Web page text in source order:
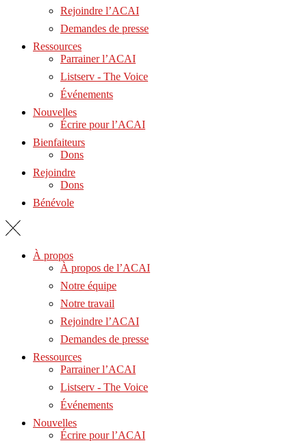
Rejoindre l’ACAI
Demandes de presse
Ressources
Parrainer l’ACAI
Listserv - The Voice
Événements
Nouvelles
Écrire pour l’ACAI
Bienfaiteurs
Dons
Rejoindre
Dons
Bénévole
À propos
À propos de l’ACAI
Notre équipe
Notre travail
Rejoindre l’ACAI
Demandes de presse
Ressources
Parrainer l’ACAI
Listserv - The Voice
Événements
Nouvelles
Écrire pour l’ACAI